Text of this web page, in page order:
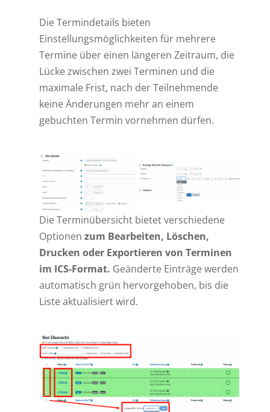
Die Termindetails bieten
Einstellungsmöglichkeiten für mehrere
Termine über einen längeren Zeitraum, die
Lücke zwischen zwei Terminen und die
maximale Frist, nach der Teilnehmende
keine Änderungen mehr an einem
gebuchten Termin vornehmen dürfen.
Die Terminübersicht bietet verschiedene
Optionen zum Bearbeiten, Löschen,
Drucken oder Exportieren von Terminen
im ICS-Format. Geänderte Einträge werden
automatisch grün hervorgehoben, bis die
Liste aktualisiert wird.